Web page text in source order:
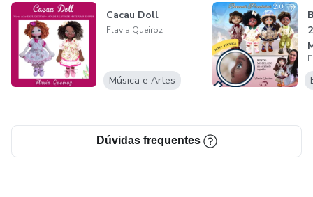
Cacau Doll
Flavia Queiroz
Música e Artes
Dúvidas frequentes